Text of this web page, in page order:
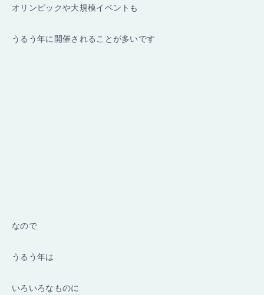
オリンピックや大規模イベントも
うるう年に開催されることが多いです
なので
うるう年は
いろいろなものに